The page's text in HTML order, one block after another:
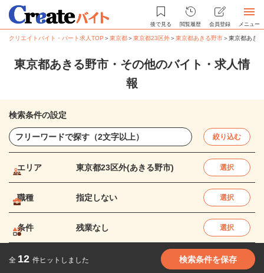
後で見る 閲覧履歴 会員登録 メニュー
クリエイトバイト・パート求人TOP ＞東京都＞東京都23区外＞東京都あきる野市＞東京都あき
東京都あきる野市・その他のバイト・求人情
報
検索条件の設定
絞り込む
エリア 東京都23区外(あきる野市) 選択
職種 指定しない 選択
条件 残業なし 選択
全 12 件ヒットしました 検索条件を保存